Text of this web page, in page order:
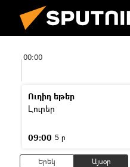
00:00
Ուղիղ եթեր
Լուրեր
09:00 5 ր
Երեկ Այսօր